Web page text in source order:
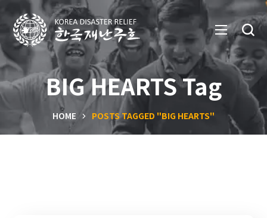
BIG HEARTS Tag
HOME POSTS TAGGED "BIG HEARTS"